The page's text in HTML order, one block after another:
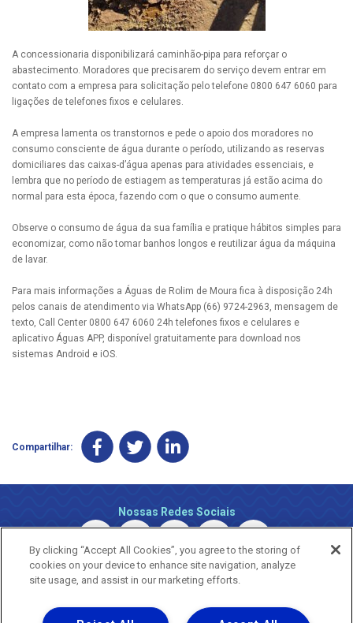
A concessionaria disponibilizará caminhão-pipa para reforçar o
abastecimento. Moradores que precisarem do serviço devem entrar em
contato com a empresa para solicitação pelo telefone 0800 647 6060 para
ligações de telefones fixos e celulares.
A empresa lamenta os transtornos e pede o apoio dos moradores no
consumo consciente de água durante o período, utilizando as reservas
domiciliares das caixas-d’água apenas para atividades essenciais, e
lembra que no período de estiagem as temperaturas já estão acima do
normal para esta época, fazendo com o que o consumo aumente.
Observe o consumo de água da sua família e pratique hábitos simples para
economizar, como não tomar banhos longos e reutilizar água da máquina
de lavar.
Para mais informações a Águas de Rolim de Moura fica à disposição 24h
pelos canais de atendimento via WhatsApp (66) 9724-2963, mensagem de
texto, Call Center 0800 647 6060 24h telefones fixos e celulares e
aplicativo Águas APP, disponível gratuitamente para download nos
sistemas Android e iOS.
Compartilhar:
Nossas Redes Sociais
By clicking “Accept All Cookies”, you agree to the storing of
cookies on your device to enhance site navigation, analyze
site usage, and assist in our marketing efforts.